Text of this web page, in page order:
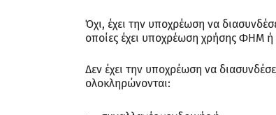
Όχι, έχει την υποχρέωση να
οποίες έχει υποχρέωση χρήσης ΦΗΜ ή
Δεν έχει την υποχρέωση να
ολοκληρώνονται: